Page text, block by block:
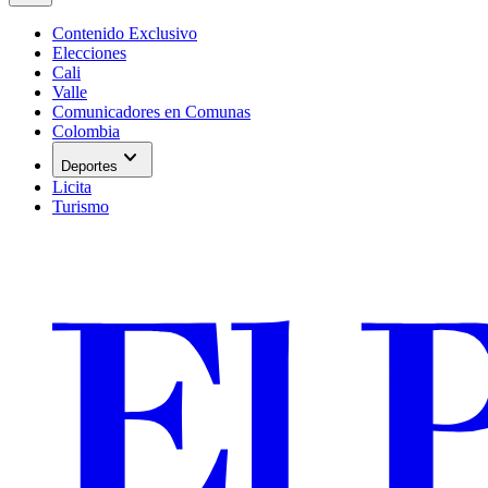
Contenido Exclusivo
Elecciones
Cali
Valle
Comunicadores en Comunas
Colombia
Deportes expand_more
Licita
Turismo